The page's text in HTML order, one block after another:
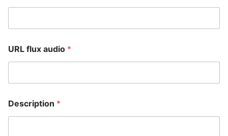
URL flux audio *
Description *